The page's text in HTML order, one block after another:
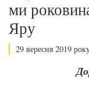
ми
Яру
29 вересня 2019